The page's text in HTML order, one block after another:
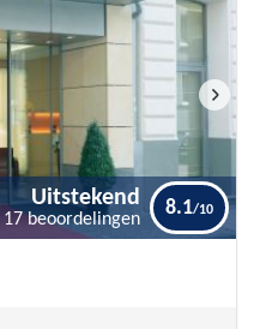
Uitstekend
17 beoordelingen
8.1